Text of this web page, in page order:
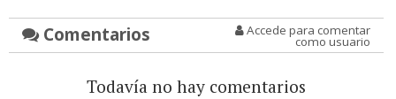
Comentarios Accede para comentar
como usuario
Todavía no hay comentarios